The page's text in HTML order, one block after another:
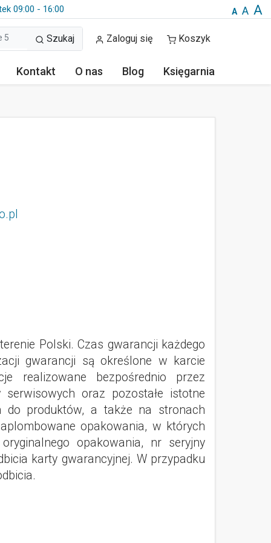
09:00 - 16:00 A A A
Szukaj Zaloguj się Koszyk
Kontakt O nas Blog Księgarnia
Polski. Czas gwarancji każdego
gwarancji są określone w karcie
realizowane bezpośrednio przez
oraz pozostałe istotne
do produktów, a także na stronach
opakowania, w których
opakowania, nr seryjny
karty gwarancyjnej. W przypadku